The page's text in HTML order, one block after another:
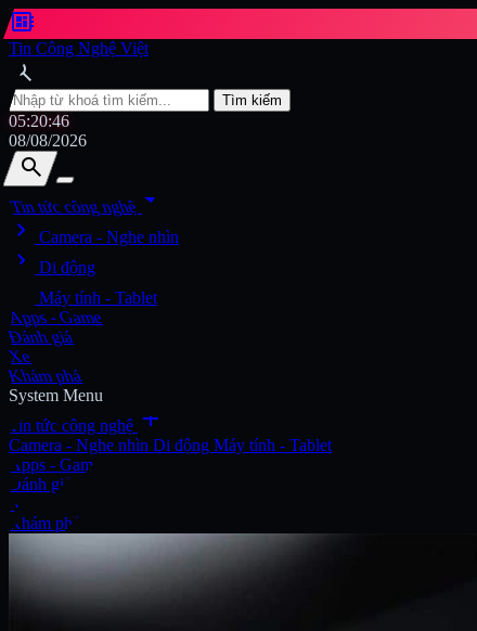
developer_board
Tin Công Nghệ Việt
search
Tìm kiếm
05:20:47
08/08/2026
search
search
Tin tức công nghệarrow_drop_down
chevron_right
Camera - Nghe nhìn
chevron_right Di động
Máy tính - Tablet
Apps - Game
Đánh giá
Xe
Khám phá
System Menu
Tin tức công nghệ add
Camera - Nghe nhìn Di động Máy tính - Tablet
Apps - Game
Đánh giá
Xe
Khám phá